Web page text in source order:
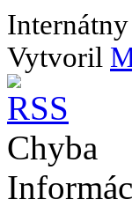
Vytvoril
Chyba